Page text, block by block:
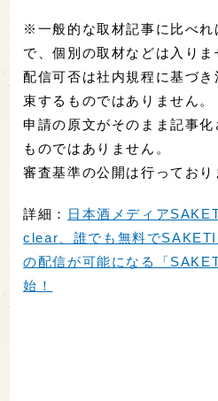
※一般的な取材記事に比べれ
で、個別の取材などは入りま
配信可否は社内規程に基づ
束するものではありません。
申請の原文がそのまま記事
ものではありません。
審査基準の公開は行っており
詳細： 日本酒メディア
clear、誰でも無料で
の配信が可能になる「
始！